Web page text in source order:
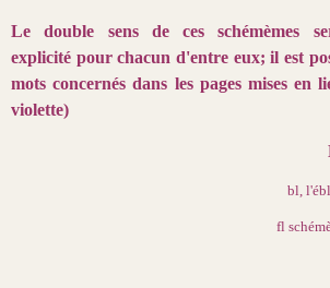
Le double sens de ces schémèmes
explicité pour chacun d'entre eux; il est
mots concernés dans les pages mises en
violette)
bl,
fl